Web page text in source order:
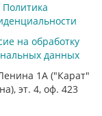
Политика
на обработку
данных
1А ("Карат"
эт. 4, оф. 423